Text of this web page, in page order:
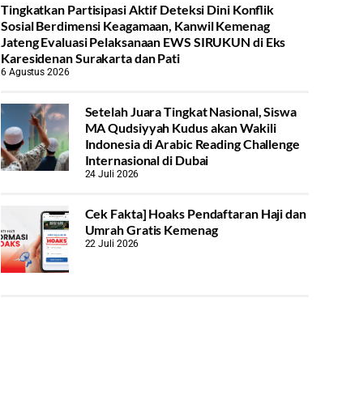
Tingkatkan Partisipasi Aktif Deteksi Dini Konflik
Sosial Berdimensi Keagamaan, Kanwil Kemenag
Jateng Evaluasi Pelaksanaan EWS SIRUKUN di Eks
Karesidenan Surakarta dan Pati
6 Agustus 2026
Setelah Juara Tingkat Nasional, Siswa
MA Qudsiyyah Kudus akan Wakili
Indonesia di Arabic Reading Challenge
Internasional di Dubai
24 Juli 2026
Cek Fakta] Hoaks Pendaftaran Haji dan
Umrah Gratis Kemenag
22 Juli 2026